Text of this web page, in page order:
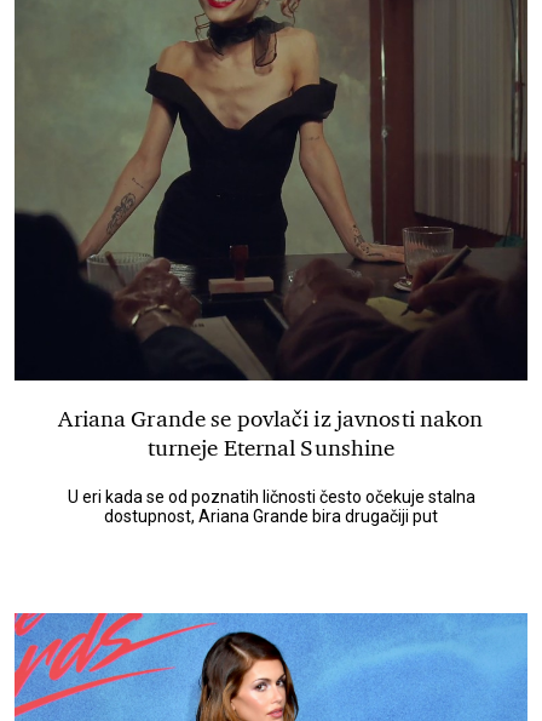
Ariana Grande se povlači iz javnosti nakon
turneje Eternal Sunshine
U eri kada se od poznatih ličnosti često očekuje stalna
dostupnost, Ariana Grande bira drugačiji put